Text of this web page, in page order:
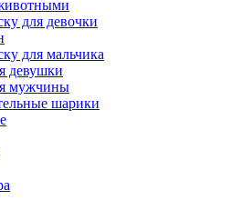
для девочки
для мальчика
девушки
мужчины
шарики